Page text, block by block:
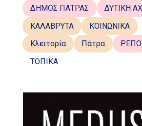
ΔΗΜΟΣ ΠΑΤΡΑΣ
ΔΥΤΙΚΗ
ΚΑΛΑΒΡΥΤΑ
ΚΟΙΝΩΝΙΚΑ
Κλειτορία
Πάτρα
ΤΟΠΙΚΑ